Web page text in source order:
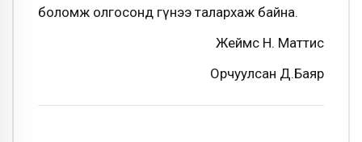
боломж олгосонд гүнээ талархаж байна.
Жеймс Н. Маттис
Орчуулсан Д.Баяр